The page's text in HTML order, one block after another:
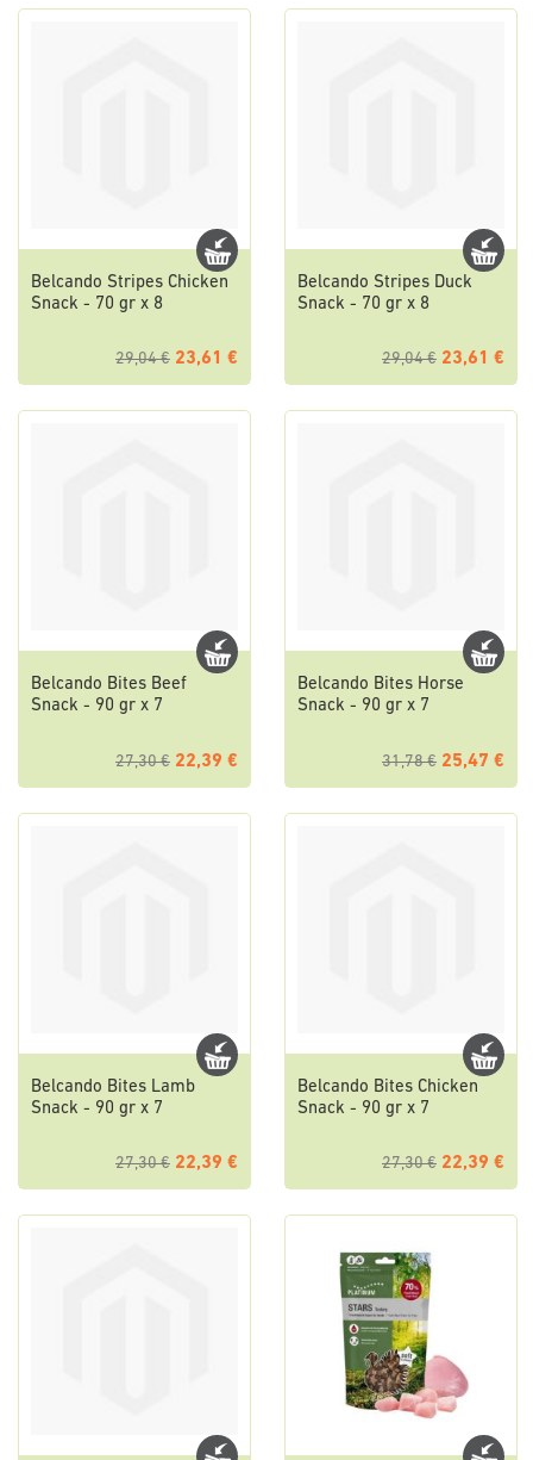
Belcando Stripes Chicken
Snack - 70 gr x 8
29,04 € 23,61 €
Belcando Stripes Duck
Snack - 70 gr x 8
29,04 € 23,61 €
Belcando Bites Beef
Snack - 90 gr x 7
27,30 € 22,39 €
Belcando Bites Horse
Snack - 90 gr x 7
31,78 € 25,47 €
Belcando Bites Lamb
Snack - 90 gr x 7
27,30 € 22,39 €
Belcando Bites Chicken
Snack - 90 gr x 7
27,30 € 22,39 €